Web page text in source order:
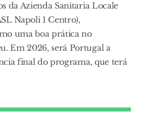
da Azienda Sanitaria Locale
Napoli 1 Centro),
uma boa prática no
Em 2026, será Portugal a
final do programa, que terá